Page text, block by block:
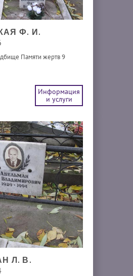
Ф. И.
Памяти жертв 9
Информация
и услуги
Л. В.